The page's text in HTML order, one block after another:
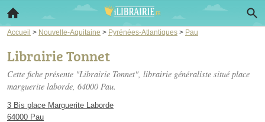
Accueil > Nouvelle-Aquitaine > Pyrénées-Atlantiques > Pau
Librairie Tonnet
Cette fiche présente "Librairie Tonnet", librairie généraliste situé place
marguerite laborde, 64000 Pau.
3 Bis place Marguerite Laborde
64000 Pau